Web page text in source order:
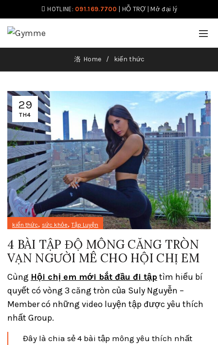
HOTLINE: 091.169.7700 HỖ TRỢ |Mở đại lý
Home kiến thức
29
TH4
kiến thức, sức khỏe,Tập Luyện
4 BÀI TẬP ĐỘ MÔNG CĂNG TRÒN
VẠN NGƯỜI MÊ CHO HỘI CHỊ EM
Cùng Hội chị em mới bắt đầu đi tậptìm hiểu bí
quyết có vòng 3 căng tròn của Suly Nguyễn –
Member có những video luyện tập được yêu thích
nhất Group.
Đây là chia sẻ 4 bài tập mông yêu thích nhất